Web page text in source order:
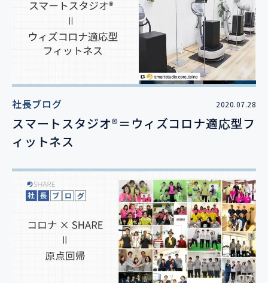
社長ブログ 2020.07.28
スマートスタジオ®＝ウィズコロナ適応型フ
ィットネス